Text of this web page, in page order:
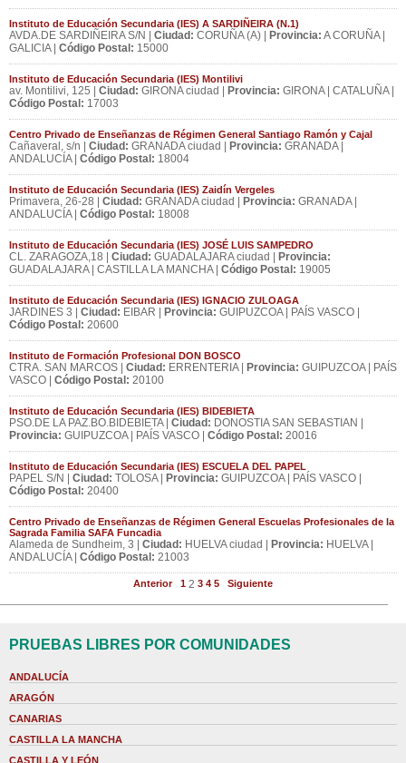
Instituto de Educación Secundaria (IES) A SARDIÑEIRA (N.1)
AVDA.DE SARDIÑEIRA S/N | Ciudad: CORUÑA (A) | Provincia: A CORUÑA |
GALICIA | Código Postal: 15000
Instituto de Educación Secundaria (IES) Montilivi
av. Montilivi, 125 | Ciudad: GIRONA ciudad | Provincia: GIRONA | CATALUÑA |
Código Postal: 17003
Centro Privado de Enseñanzas de Régimen General Santiago Ramón y Cajal
Cañaveral, s/n | Ciudad: GRANADA ciudad | Provincia: GRANADA |
ANDALUCÍA | Código Postal: 18004
Instituto de Educación Secundaria (IES) Zaidín Vergeles
Primavera, 26-28 | Ciudad: GRANADA ciudad | Provincia: GRANADA |
ANDALUCÍA | Código Postal: 18008
Instituto de Educación Secundaria (IES) JOSÉ LUIS SAMPEDRO
CL. ZARAGOZA,18 | Ciudad: GUADALAJARA ciudad |
Provincia:
GUADALAJARA | CASTILLA LA MANCHA | Código Postal: 19005
Instituto de Educación Secundaria (IES) IGNACIO ZULOAGA
JARDINES 3 | Ciudad: EIBAR | Provincia: GUIPUZCOA | PAÍS VASCO |
Código Postal: 20600
Instituto de Formación Profesional DON BOSCO
CTRA. SAN MARCOS | Ciudad: ERRENTERIA | Provincia: GUIPUZCOA | PAÍS
VASCO | Código Postal: 20100
Instituto de Educación Secundaria (IES) BIDEBIETA
PSO.DE LA PAZ.BO.BIDEBIETA | Ciudad: DONOSTIA SAN SEBASTIAN |
Provincia: GUIPUZCOA | PAÍS VASCO | Código Postal: 20016
Instituto de Educación Secundaria (IES) ESCUELA DEL PAPEL
PAPEL S/N | Ciudad: TOLOSA | Provincia: GUIPUZCOA | PAÍS VASCO |
Código Postal: 20400
Centro Privado de Enseñanzas de Régimen General Escuelas Profesionales de la
Sagrada Familia SAFA Funcadia
Alameda de Sundheim, 3 | Ciudad: HUELVA ciudad | Provincia: HUELVA |
ANDALUCÍA | Código Postal: 21003
Anterior 1 2 3 4 5 Siguiente
PRUEBAS LIBRES POR COMUNIDADES
ANDALUCÍA
ARAGÓN
CANARIAS
CASTILLA LA MANCHA
CASTILLA Y LEÓN